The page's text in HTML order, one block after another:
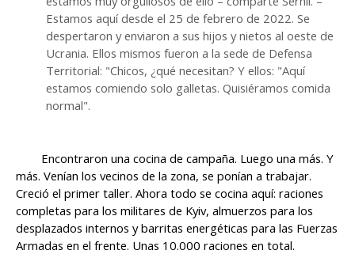
Estamos aquí desde el 25 de febrero de 2022. Se
despertaron y enviaron a sus hijos y nietos al oeste de
Ucrania. Ellos mismos fueron a la sede de Defensa
Territorial: "Chicos, ¿qué necesitan? Y ellos: "Aquí
estamos comiendo solo galletas. Quisiéramos comida
normal".
Encontraron una cocina de campaña. Luego una más. Y
más. Venían los vecinos de la zona, se ponían a trabajar.
Creció el primer taller. Ahora todo se cocina aquí: raciones
completas para los militares de Kyiv, almuerzos para los
desplazados internos y barritas energéticas para las Fuerzas
Armadas en el frente. Unas 10.000 raciones en total.